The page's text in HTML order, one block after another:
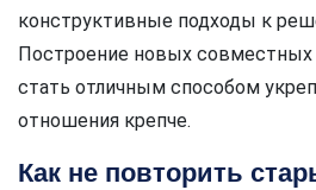
конструктивные подходы к
Построение новых
стать отличным способом
отношения крепче.
Как не повторить